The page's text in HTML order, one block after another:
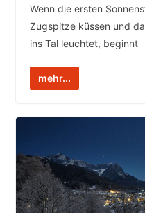
Wenn die ersten
Zugspitze küssen und
ins Tal leuchtet, beginnt
mehr...